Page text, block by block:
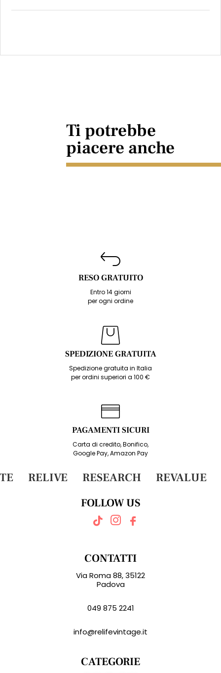
Ti potrebbe
piacere anche
RESO GRATUITO
Entro 14 giorni
per ogni ordine
SPEDIZIONE GRATUITA
Spedizione gratuita in Italia
per ordini superiori a 100 €
PAGAMENTI SICURI
Carta di credito, Bonifico,
Google Pay, Amazon Pay
RELIVE RESEARCH REVALUE
CATEGORIE
CONTATTI
Via Roma 88, 35122
Padova
049 875 2241
info@relifevintage.it
FOLLOW US